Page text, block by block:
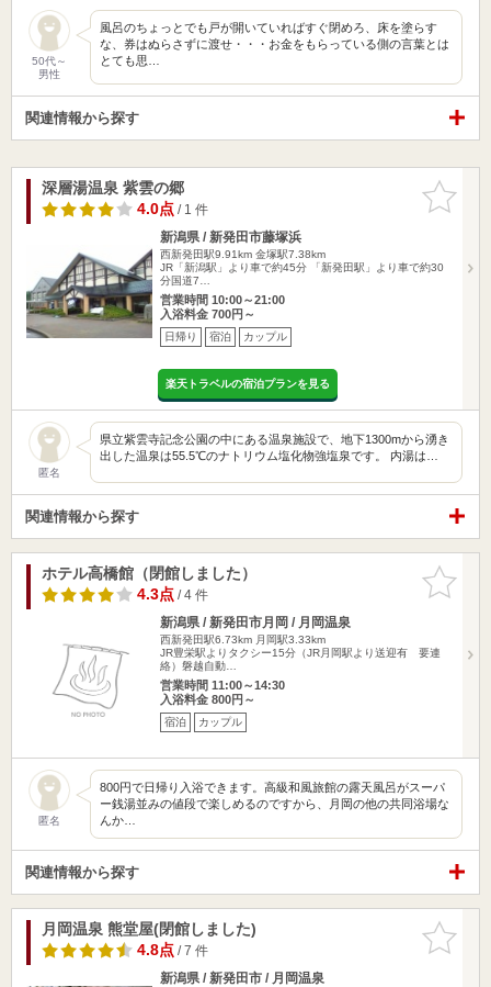
50代～
男性
風呂のちょっとでも戸が開いていればすぐ閉めろ、床を塗らす
な、券はぬらさずに渡せ・・・お金をもらっている側の言葉とは
とても思…
関連情報から探す
お気に入
りに追加
深層湯温泉 紫雲の郷
4.0点/ 1 件
新潟県 / 新発田市藤塚浜
西新発田駅9.91km 金塚駅7.38km
JR「新潟駅」より車で約45分 「新発田駅」より車で約30
分国道7…
営業時間 10:00～21:00
入浴料金 700円～
日帰り 宿泊 カップル
楽天トラベルの宿泊プランを見る
匿名
県立紫雲寺記念公園の中にある温泉施設で、地下1300mから湧き
出した温泉は55.5℃のナトリウム塩化物強塩泉です。 内湯は…
関連情報から探す
お気に入
りに追加
ホテル高橋館（閉館しました）
4.3点/ 4 件
新潟県 / 新発田市月岡 / 月岡温泉
西新発田駅6.73km 月岡駅3.33km
JR豊栄駅よりタクシー15分（JR月岡駅より送迎有 要連
絡）磐越自動…
営業時間 11:00～14:30
入浴料金 800円～
宿泊 カップル
匿名
800円で日帰り入浴できます。高級和風旅館の露天風呂がスーパ
ー銭湯並みの値段で楽しめるのですから、月岡の他の共同浴場な
んか…
関連情報から探す
お気に入
りに追加
月岡温泉 熊堂屋(閉館しました)
4.8点/ 7 件
新潟県 / 新発田市 / 月岡温泉